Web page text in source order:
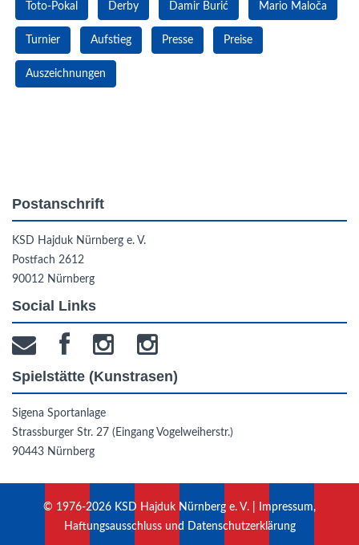
Toto-Pokal Derby Damir Burić Mario Maloča
Turnier Aufstieg Presse Preise
Auszeichnungen
Postanschrift
KSD Hajduk Nürnberg e. V.
Postfach 2612
90012 Nürnberg
Social Links
Spielstätte (Kunstrasen)
Sigena Sportanlage
Strassburger Str. 27 (Eingang Vogelweiherstr.)
90443 Nürnberg
© 1976-2026 KSD Hajduk Nürnberg e. V. |
Impressum,
Haftungsausschluss und Datenschutzerklärung